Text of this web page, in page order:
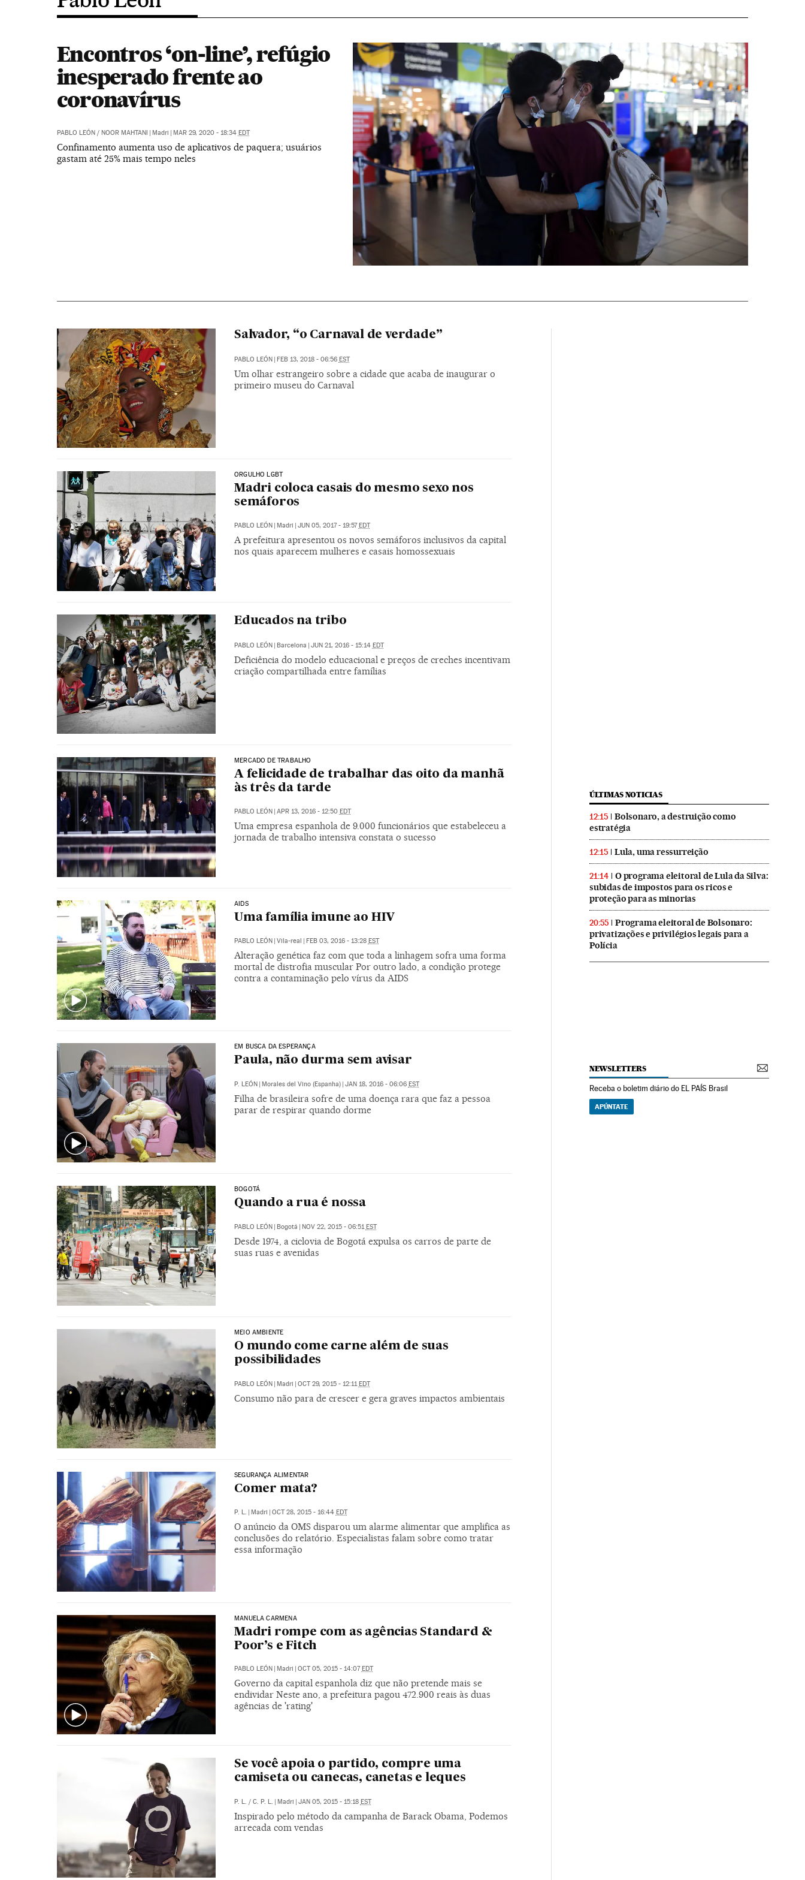
Encontros ‘on-line’, refúgio
inesperado frente ao
coronavírus
PABLO LEÓN/ NOOR MAHTANI | Madri | MAR 29, 2020 - 18:34 EDT
Confinamento aumenta uso de aplicativos de paquera; usuários
gastam até 25% mais tempo neles
Salvador, “o Carnaval de verdade”
PABLO LEÓN | FEB 13, 2018 - 06:56 EST
Um olhar estrangeiro sobre a cidade que acaba de inaugurar o
primeiro museu do Carnaval
ORGULHO LGBT
Madri coloca casais do mesmo sexo nos
semáforos
PABLO LEÓN Madri JUN 05, 2017 - 19:57 EDT
A prefeitura apresentou os novos semáforos inclusivos da capital
nos quais aparecem mulheres e casais homossexuais
Educados na tribo
PABLO LEÓN | Barcelona | JUN 21, 2016 - 15:14 EDT
Deficiência do modelo educacional e preços de creches incentivam
criação compartilhada entre famílias
MERCADO DE TRABALHO
A felicidade de trabalhar das oito da manhã
às três da tarde
PABLO LEÓN | APR 13, 2016 - 12:50 EDT
Uma empresa espanhola de 9.000 funcionários que estabeleceu a
jornada de trabalho intensiva constata o sucesso
AIDS
Uma família imune ao HIV
PABLO LEÓN | Vila-real | FEB 03, 2016 - 13:28 EST
Alteração genética faz com que toda a linhagem sofra uma forma
mortal de distrofia muscular Por outro lado, a condição protege
contra a contaminação pelo vírus da AIDS
EM BUSCA DA ESPERANÇA
Paula, não durma sem avisar
P. LEÓN | Morales del Vino (Espanha) | JAN 18, 2016 - 06:06 EST
Filha de brasileira sofre de uma doença rara que faz a pessoa
parar de respirar quando dorme
BOGOTÁ
Quando a rua é nossa
PABLO LEÓN Bogotá NOV 22, 2015 - 06:51 EST
Desde 1974, a ciclovia de Bogotá expulsa os carros de parte de
suas ruas e avenidas
MEIO AMBIENTE
O mundo come carne além de suas
possibilidades
PABLO LEÓN | Madri | OCT 29, 2015 - 12:11 EDT
Consumo não para de crescer e gera graves impactos ambientais
SEGURANÇA ALIMENTAR
Comer mata?
P. L. Madri OCT 28, 2015 - 16:44 EDT
O anúncio da OMS disparou um alarme alimentar que amplifica as
conclusões do relatório. Especialistas falam sobre como tratar
essa informação
MANUELA CARMENA
Madri rompe com as agências Standard &
Poor’s e Fitch
PABLO LEÓN | Madri | OCT 05, 2015 - 14:07EDT
Governo da capital espanhola diz que não pretende mais se
endividar Neste ano, a prefeitura pagou 472.900 reais às duas
agências de 'rating'
Se você apoia o partido, compre uma
camiseta ou canecas, canetas e leques
P. L. / C. P. L. | Madri | JAN 05, 2015 - 15:18 EST
Inspirado pelo método da campanha de Barack Obama, Podemos
arrecada com vendas
ÚLTIMAS NOTICIAS
12:15
Bolsonaro, a destruição como
estratégia
12:15 Lula, uma ressurreição
21:14
O programa eleitoral de Lula da Silva:
subidas de impostos para os ricos e
proteção para as minorias
20:55
Programa eleitoral de Bolsonaro:
privatizações e privilégios legais para a
Polícia
NEWSLETTERS
Receba o boletim diário do EL PAÍS Brasil
APÚNTATE